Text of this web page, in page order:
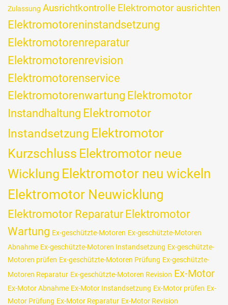
Zulassung Ausrichtkontrolle Elektromotor ausrichten
Elektromotoreninstandsetzung
Elektromotorenreparatur
Elektromotorenrevision
Elektromotorenservice
Elektromotorenwartung Elektromotor
Instandhaltung Elektromotor
Instandsetzung Elektromotor
Kurzschluss Elektromotor neue
Wicklung Elektromotor neu wickeln
Elektromotor Neuwicklung
Elektromotor Reparatur Elektromotor
Wartung Ex-geschützte-Motoren Ex-geschützte-Motoren
Abnahme Ex-geschützte-Motoren Instandsetzung Ex-geschützte-
Motoren prüfen Ex-geschützte-Motoren Prüfung Ex-geschützte-
Motoren Reparatur Ex-geschützte-Motoren Revision Ex-Motor
Ex-Motor Abnahme Ex-Motor Instandsetzung Ex-Motor prüfen Ex-
Motor Prüfung Ex-Motor Reparatur Ex-Motor Revision